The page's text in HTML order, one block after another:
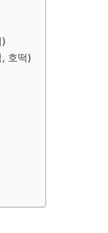
호떡)